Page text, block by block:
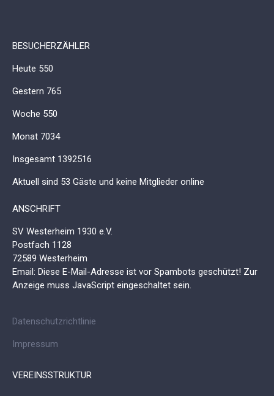
BESUCHERZÄHLER
Heute 550
Gestern 765
Woche 550
Monat 7034
Insgesamt 1392516
Aktuell sind 53 Gäste und keine Mitglieder online
ANSCHRIFT
SV Westerheim 1930 e.V.
Postfach 1128
72589 Westerheim
Email: Diese E-Mail-Adresse ist vor Spambots geschützt! Zur
Anzeige muss JavaScript eingeschaltet sein.
Datenschutzrichtlinie
Impressum
VEREINSSTRUKTUR